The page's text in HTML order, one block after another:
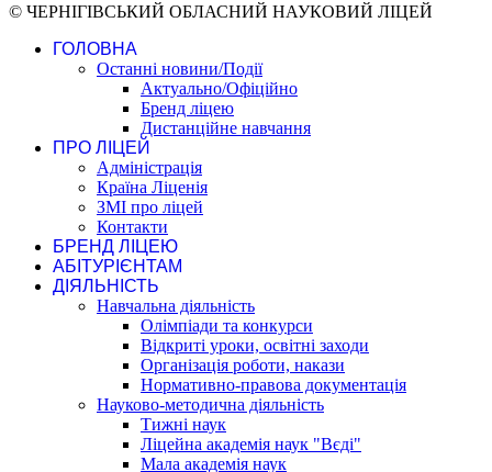
© ЧЕРНІГІВСЬКИЙ ОБЛАСНИЙ НАУКОВИЙ ЛІЦЕЙ
ГОЛОВНА
Останні новини/Події
Актуально/Офіційно
Бренд ліцею
Дистанційне навчання
ПРО ЛІЦЕЙ
Адміністрація
Країна Ліценія
ЗМІ про ліцей
Контакти
БРЕНД ЛІЦЕЮ
АБІТУРІЄНТАМ
ДІЯЛЬНІСТЬ
Навчальна діяльність
Олімпіади та конкурси
Відкриті уроки, освітні заходи
Організація роботи, накази
Нормативно-правова документація
Науково-методична діяльність
Тижні наук
Ліцейна академія наук "Вєді"
Мала академія наук